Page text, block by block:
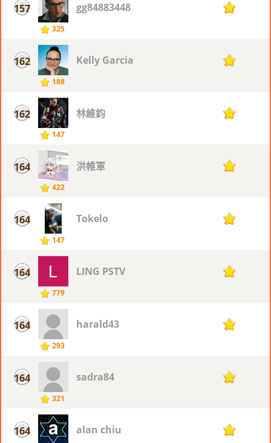
157
325
gg84883448 75
162
188
Kelly Garcia 73
162
147
林維鈞 73
164
422
洪帷軍 72
164
147
Tokelo 72
164
779
LING PSTV 72
164
293
harald43 72
164
321
sadra84 72
164 alan chiu 72